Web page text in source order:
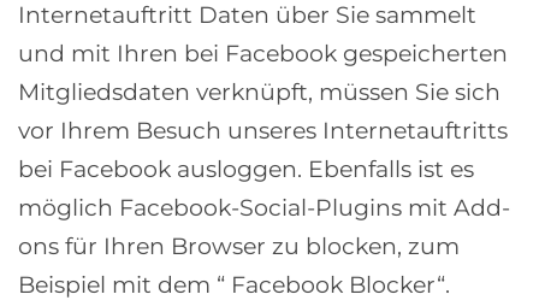
Internetauftritt Daten über Sie sammelt
und mit Ihren bei Facebook gespeicherten
Mitgliedsdaten verknüpft, müssen Sie sich
vor Ihrem Besuch unseres Internetauftritts
bei Facebook ausloggen. Ebenfalls ist es
möglich Facebook-Social-Plugins mit Add-
ons für Ihren Browser zu blocken, zum
Beispiel mit dem “ Facebook Blocker“.